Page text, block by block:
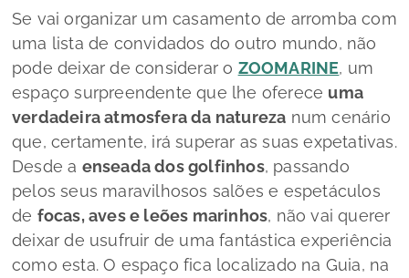
Se vai organizar um casamento de arromba com
uma lista de convidados do outro mundo, não
pode deixar de considerar o ZOOMARINE, um
espaço surpreendente que lhe oferece uma
verdadeira atmosfera da natureza num cenário
que, certamente, irá superar as suas expetativas.
Desde a enseada dos golfinhos, passando
pelos seus maravilhosos salões e espetáculos
de focas, aves e leões marinhos, não vai querer
deixar de usufruir de uma fantástica experiência
como esta. O espaço fica localizado na Guia, na